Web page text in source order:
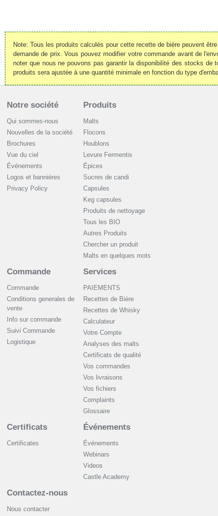
Note: Tous les produits calculés pour cette recette de bière peuvent
demande de prix. Vous pouvez modifier votre commande avant de
noter que nous ne pouvons pas garantir la disponibilité des stocks de
produits sera ajustée à une quantité minimale en fonction du type
Notre société
Qui sommes-nous
Nouvelles de la société
Brochures
Vue du ciel
Événements
Logos et bannières
Privacy Policy
Produits
Malts
Flocons
Houblons
Levure Fermentis
Épices
Sucres de candi
Capsules
Keg capsules
Produits de nettoyage
Tous les BIO
Autres Produits
Chercher un produit
Malts en quelques mots
Commande
Commande
Conditions generales de
vente
Info sur commande
Suivi Commande
Logistique
Services
PAIEMENTS
Recettes de Bière
Recettes de Whisky
Сalculateur
Votre Compte
Analyses des malts
Certificats de qualité
Vos commandes
Vos livraisons
Vos fichiers
Complaints
Glossaire
Certificats
Certificates
Événements
Événements
Webinars
Videos
Castle Academy
Contactez-nous
Nous contacter